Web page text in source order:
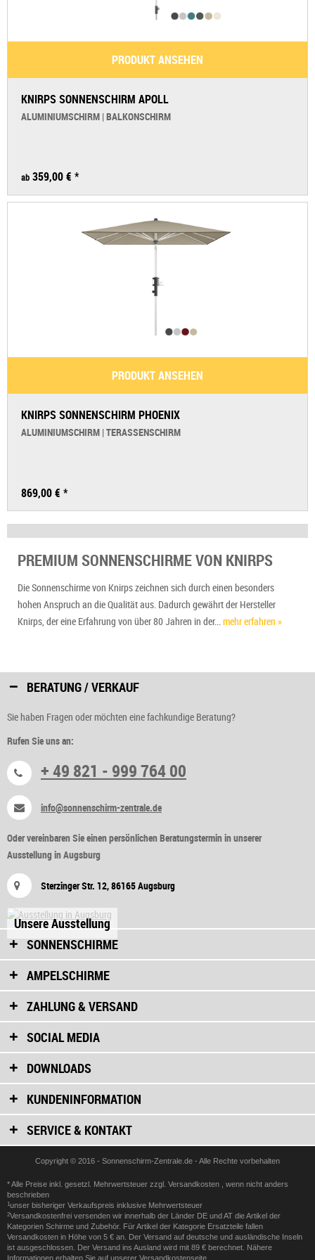
PRODUKT ANSEHEN
KNIRPS SONNENSCHIRM APOLL
ALUMINIUMSCHIRM | BALKONSCHIRM
ab 359,00 € *
PRODUKT ANSEHEN
KNIRPS SONNENSCHIRM PHOENIX
ALUMINIUMSCHIRM | TERASSENSCHIRM
869,00 € *
PREMIUM SONNENSCHIRME VON KNIRPS
Die Sonnenschirme von Knirps zeichnen sich durch einen besonders
hohen Anspruch an die Qualität aus. Dadurch gewährt der Hersteller
Knirps, der eine Erfahrung von über 80 Jahren in der...mehr erfahren »
BERATUNG / VERKAUF
Sie haben Fragen oder möchten eine fachkundige Beratung?
Rufen Sie uns an:
+ 49 821 - 999 764 00
info@sonnenschirm-zentrale.de
Oder vereinbaren Sie einen persönlichen Beratungstermin in unserer
Ausstellung in Augsburg
Sterzinger Str. 12, 86165 Augsburg
Unsere Ausstellung
SONNENSCHIRME
AMPELSCHIRME
ZAHLUNG & VERSAND
SOCIAL MEDIA
DOWNLOADS
KUNDENINFORMATION
SERVICE & KONTAKT
Copyright © 2016 - Sonnenschirm-Zentrale.de - Alle Rechte vorbehalten
* Alle Preise inkl. gesetzl. Mehrwertsteuer zzgl. Versandkosten , wenn nicht anders
beschrieben
1unser bisheriger Verkaufspreis inklusive Mehrwertsteuer
2Versandkostenfrei versenden wir innerhalb der Länder DE und AT die Artikel der
Kategorien Schirme und Zubehör. Für Artikel der Kategorie Ersatzteile fallen
Versandkosten in Höhe von 5 € an. Der Versand auf deutsche und ausländische Inseln
ist ausgeschlossen. Der Versand ins Ausland wird mit 89 € berechnet. Nähere
Informationen erhalten Sie auf unserer Versandkostenseite